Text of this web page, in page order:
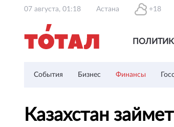
07 августа, 01:18 Астана +18
События Бизнес Финансы
Казахстан